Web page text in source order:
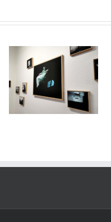
Le Murmure des Égarés /
Réseau Lux # 1 / Itinéraires
des Photographes Voyageurs
/ Paris Novembre-décembre
2024